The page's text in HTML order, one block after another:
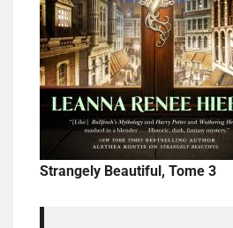
Strangely Beautiful, Tome 3